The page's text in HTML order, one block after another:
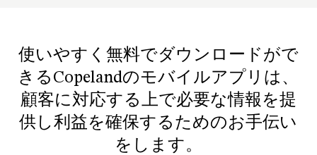
使いやすく無料でダウンロードがで
きるCopelandのモバイルアプリは、
顧客に対応する上で必要な情報を提
供し利益を確保するためのお手伝い
をします。